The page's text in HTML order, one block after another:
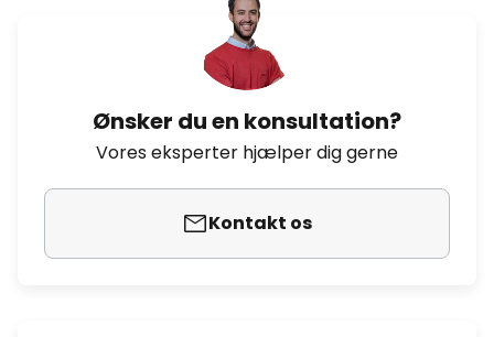
Ønsker du en konsultation?
Vores eksperter hjælper dig gerne
Kontakt os